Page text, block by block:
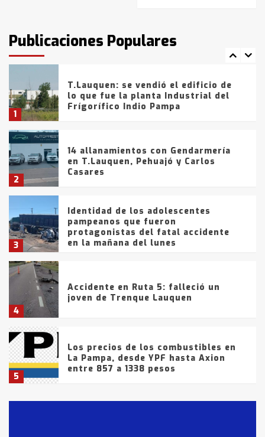
Publicaciones Populares
fueron detenidos por
comercialización de drogas en la
tarde del sábado
1
T.Lauquen: se vendió el edificio de
lo que fue la planta Industrial del
Frígorífico Indio Pampa
2
14 allanamientos con Gendarmería
en T.Lauquen, Pehuajó y Carlos
Casares
3
Identidad de los adolescentes
pampeanos que fueron
protagonistas del fatal accidente
en la mañana del lunes
4
Accidente en Ruta 5: falleció un
joven de Trenque Lauquen
5
Los precios de los combustibles en
La Pampa, desde YPF hasta Axion
entre 857 a 1338 pesos